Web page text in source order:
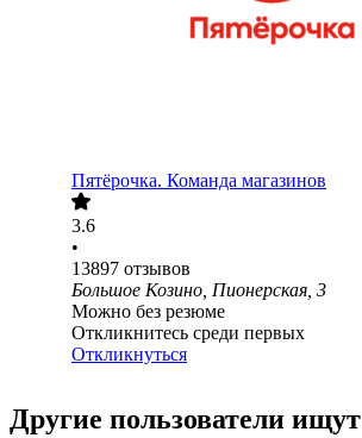
Пятёрочка. Команда магазинов
3.6
•
13897 отзывов
Большое Козино, Пионерская, 3
Можно без резюме
Откликнитесь среди первых
Откликнуться
Другие пользователи ищут